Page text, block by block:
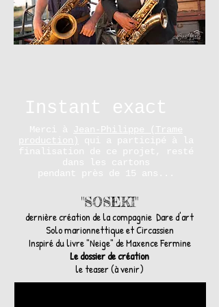
Instant exact
Merci à
Jean-Philippe (Trame
production)
qui a participé à la
finalisation de ce projet, resté
dans les cartons
pendant près de 15 ans...
"SOSEKI"
dernière création de la compagnie Dare d'art
Solo marionnettique et Circassien
Inspiré du livre "Neige" de Maxence Fermine
Le dossier de création
le teaser (à venir)